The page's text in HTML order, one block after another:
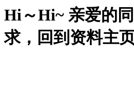
Hi～Hi~ 亲爱的
求，回到资料主